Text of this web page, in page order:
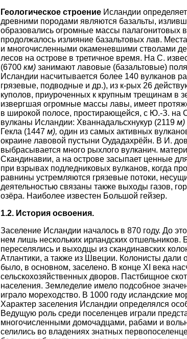
Геологическое строениеИсландии
древними породами являются базальты,
образо­вались огромные массы палагонитовых
продолжалось излияние базальтовых лав.
и многочисленными окаменевшими стволами
лесов на острове в третичное время. На С.
(6700 км)занимают лавовые (базальтовые)
Исландии насчитывается более 140 вул­канов
грязевые, подвод­ные и др.), из к-рых 26
куполов, приуроченных к крупным трещинам в
извергшая огромные массы лавы, имеет
в широкой полосе, простирающейся, с Ю.-З. на
вул­каны Исландии: Хваннадальсхнукур (2119 м)
Гекла (1447 м), один из самых активных
окраине лавовой пустыни Оудадахрёйн. В И.
выбрасывается много рыхлого вулканич.
Скандинавии, а на острове засыпает ценные
при взрывах подледниковых вулканов, когда
равнины устремляются грязевые потоки,
деятельностью связаны также выходы газов,
озёра. Наиболее известен Большой гейзер.
1.2. История освоения.
Заселение Исландии началось в 870 году. До
нем лишь нескольких ирландских
переселялись и выходцы из скандинавских
Атлантики, а также из Швеции. Колонисты дали
было, в основном, заселено. В конце XI века
сельскохозяйственных дворов. Пастбищное
населения. Земледелие имело подсобное
играло мореходство. В 1000 году исландские
Характер заселения Исландии определялся
Ведущую роль среди поселенцев играли
многочисленными домочадцами, рабами и
селились во владениях знатных